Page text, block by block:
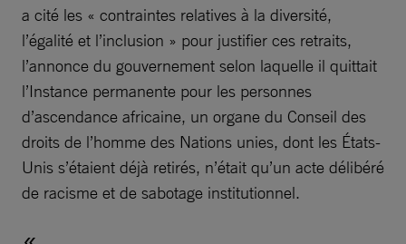
a cité les « contraintes relatives à la diversité,
l’égalité et l’inclusion » pour justifier ces retraits,
l’annonce du gouvernement selon laquelle il quittait
l’Instance permanente pour les personnes
d’ascendance africaine, un organe du Conseil des
droits de l’homme des Nations unies, dont les États-
Unis s’étaient déjà retirés, n’était qu’un acte délibéré
de racisme et de sabotage institutionnel.